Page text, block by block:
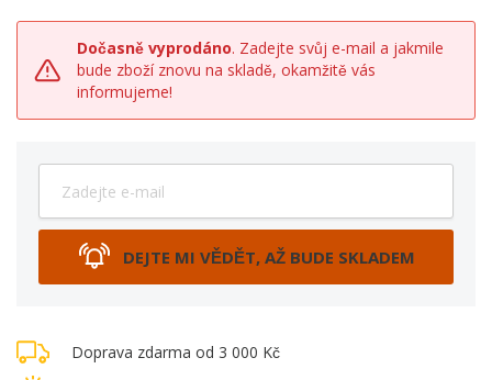
Dočasně vyprodáno. Zadejte svůj e-mail a jakmile
bude zboží znovu na skladě, okamžitě vás
informujeme!
DEJTE MI VĚDĚT, AŽ BUDE SKLADEM
Doprava zdarma od 3 000 Kč